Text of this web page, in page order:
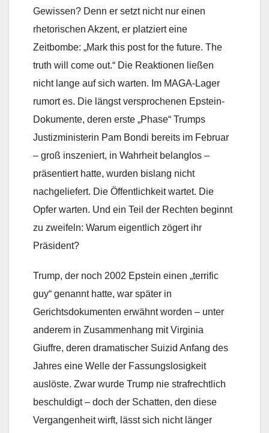
Gewissen? Denn er setzt nicht nur einen
rhetorischen Akzent, er platziert eine
Zeitbombe: „Mark this post for the future. The
truth will come out.“ Die Reaktionen ließen
nicht lange auf sich warten. Im MAGA-Lager
rumort es. Die längst versprochenen Epstein-
Dokumente, deren erste „Phase“ Trumps
Justizministerin Pam Bondi bereits im Februar
– groß inszeniert, in Wahrheit belanglos –
präsentiert hatte, wurden bislang nicht
nachgeliefert. Die Öffentlichkeit wartet. Die
Opfer warten. Und ein Teil der Rechten beginnt
zu zweifeln: Warum eigentlich zögert ihr
Präsident?
Trump, der noch 2002 Epstein einen „terrific
guy“ genannt hatte, war später in
Gerichtsdokumenten erwähnt worden – unter
anderem in Zusammenhang mit Virginia
Giuffre, deren dramatischer Suizid Anfang des
Jahres eine Welle der Fassungslosigkeit
auslöste. Zwar wurde Trump nie strafrechtlich
beschuldigt – doch der Schatten, den diese
Vergangenheit wirft, lässt sich nicht länger